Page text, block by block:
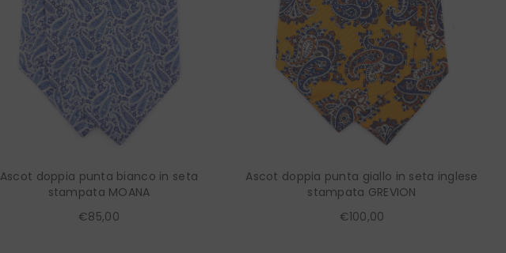
Ascot doppia punta bianco in seta
stampata MOANA
€85,00
Ascot doppia punta giallo in seta inglese
stampata GREVION
€100,00